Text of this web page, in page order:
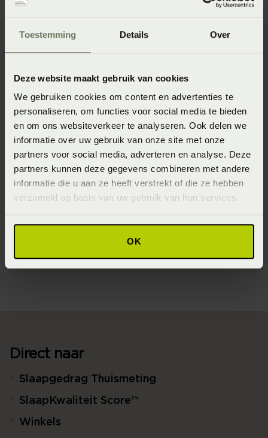
Toestemming Details Over
Deze website maakt gebruik van cookies
We gebruiken cookies om content en advertenties te
personaliseren, om functies voor social media te bieden
en om ons websiteverkeer te analyseren. Ook delen we
informatie over uw gebruik van onze site met onze
partners voor social media, adverteren en analyse. Deze
partners kunnen deze gegevens combineren met andere
informatie die u aan ze heeft verstrekt of die ze hebben
verzameld op basis van uw gebruik van hun services.
OK
Specificaties
100% katoen renforcé (Katoen)
Wasinstructie
Maximaal 40 graden (Wassen op maximaal 40 graden)
Seizoen
SS2020 (2020)
2p set 260x220+2/60x70 (Lits-Jumeaux XL (260 x 220/240
Direct naar
Slaapgedrag Thuismeting
SlaapKwaliteit Score™
Winkels